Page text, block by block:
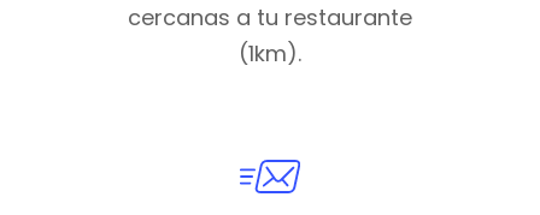
cercanas a tu restaurante
(1km).